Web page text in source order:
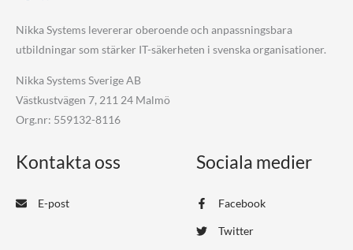
Nikka Systems levererar oberoende och anpassningsbara
utbildningar som stärker IT-säkerheten i svenska organisationer.
Nikka Systems Sverige AB
Västkustvägen 7, 211 24 Malmö
Org.nr: 559132-8116
Kontakta oss
E-post
Sociala medier
Facebook
Twitter